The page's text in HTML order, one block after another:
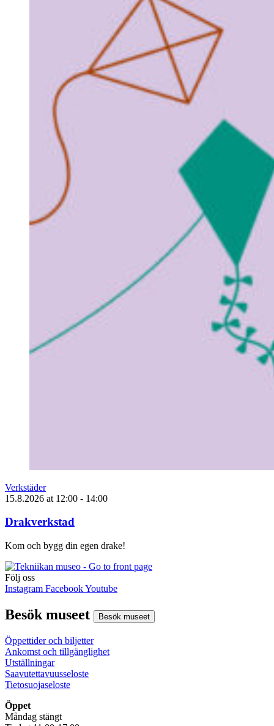
Verkstäder
15.8.2026 at 12:00 - 14:00
Drakverkstad
Kom och bygg din egen drake!
Följ oss
Instagram FacebookYoutube
Besök museet Besök museet
Öppettider och biljetter
Ankomst och tillgänglighet
Utställningar
Saavutettavuusseloste
Tietosuojaseloste
Öppet
Måndag stängt